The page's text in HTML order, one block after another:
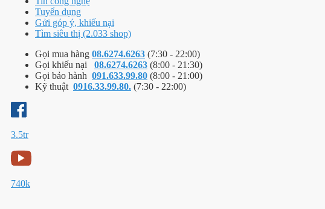
Tuyển dụng
Gửi góp ý, khiếu nại
Tìm siêu thị (2.033 shop)
Gọi mua hàng 08.6274.6263 (7:30 - 22:00)
Gọi khiếu nại 08.6274.6263 (8:00 - 21:30)
Gọi bảo hành 091.633.99.80 (8:00 - 21:00)
Kỹ thuật 0916.33.99.80. (7:30 - 22:00)
3.5tr
740k